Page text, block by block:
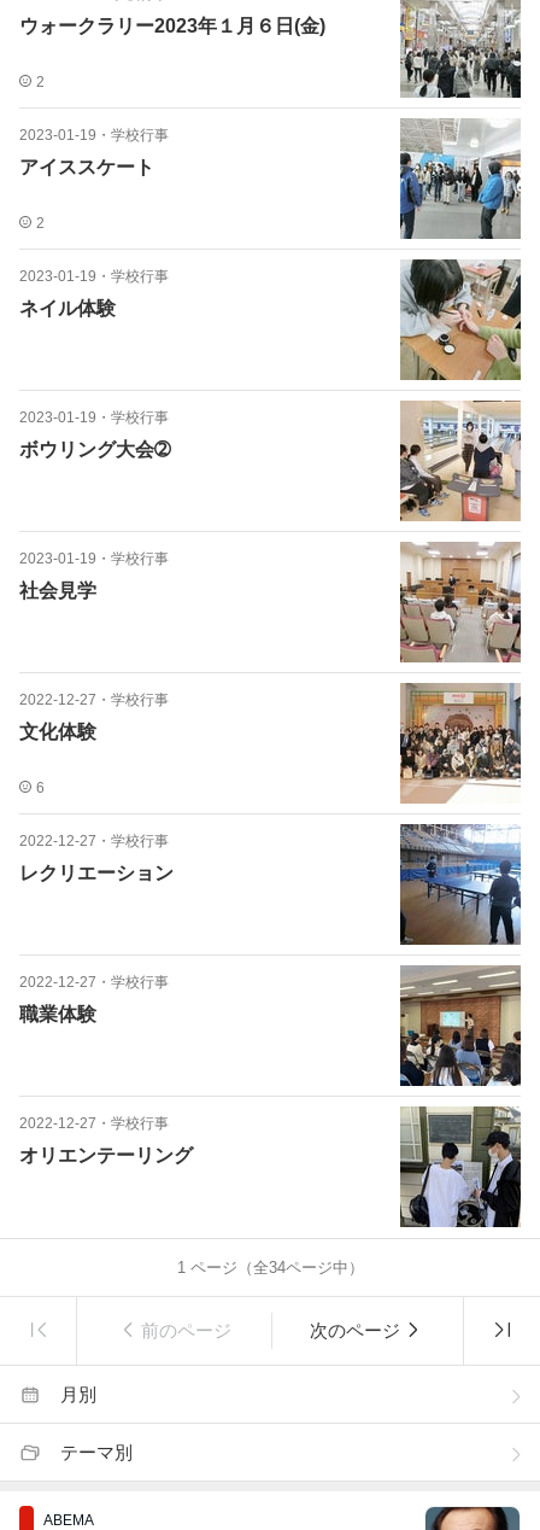
ウォークラリー2023年１月６日(金)
2
2023-01-19 ・ 学校行事
アイススケート
2
2023-01-19 ・ 学校行事
ネイル体験
2023-01-19 ・ 学校行事
ボウリング大会➁
2023-01-19 ・ 学校行事
社会見学
2022-12-27 ・ 学校行事
文化体験
6
2022-12-27 ・ 学校行事
レクリエーション
2022-12-27 ・ 学校行事
職業体験
2022-12-27 ・ 学校行事
オリエンテーリング
1ページ（全34ページ中）
前のページ 次のページ
月別
テーマ別
ABEMA